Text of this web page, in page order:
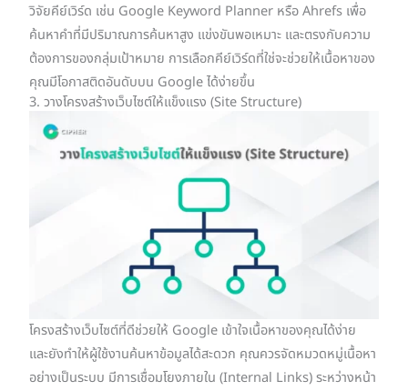
วิจัยคีย์เวิร์ด เช่น Google Keyword Planner หรือ Ahrefs เพื่อ
ค้นหาคำที่มีปริมาณการค้นหาสูง แข่งขันพอเหมาะ และตรงกับความ
ต้องการของกลุ่มเป้าหมาย การเลือกคีย์เวิร์ดที่ใช่จะช่วยให้เนื้อหาของ
คุณมีโอกาสติดอันดับบน Google ได้ง่ายขึ้น
3. วางโครงสร้างเว็บไซต์ให้แข็งแรง (Site Structure)
โครงสร้างเว็บไซต์ที่ดีช่วยให้ Google เข้าใจเนื้อหาของคุณได้ง่าย
และยังทำให้ผู้ใช้งานค้นหาข้อมูลได้สะดวก คุณควรจัดหมวดหมู่เนื้อหา
อย่างเป็นระบบ มีการเชื่อมโยงภายใน (Internal Links) ระหว่างหน้า